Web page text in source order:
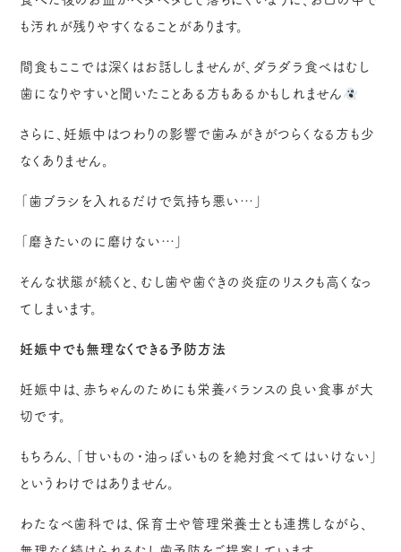
も汚れが残りやすくなることがあります。
間食もここでは深くはお話ししませんが、ダラダラ食べはむし
歯になりやすいと聞いたことある方もあるかもしれません
さらに、妊娠中はつわりの影響で歯みがきがつらくなる方も少
なくありません。
「歯ブラシを入れるだけで気持ち悪い…」
「磨きたいのに磨けない…」
そんな状態が続くと、むし歯や歯ぐきの炎症のリスクも高くなっ
てしまいます。
妊娠中でも無理なくできる予防方法
妊娠中は、赤ちゃんのためにも栄養バランスの良い食事が大
切です。
もちろん、「甘いもの・油っぽいものを絶対食べてはいけない」
というわけではありません。
わたなべ歯科では、保育士や管理栄養士とも連携しながら、